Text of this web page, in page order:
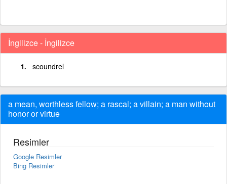
İngilizce - İngilizce
scoundrel
a mean, worthless fellow; a rascal; a villain; a man without
honor or virtue
Resimler
Google Resimler
Bing Resimler